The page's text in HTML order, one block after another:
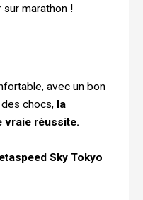
marathon !
avec un bon
chocs, la
vraie réussite.
Sky Tokyo